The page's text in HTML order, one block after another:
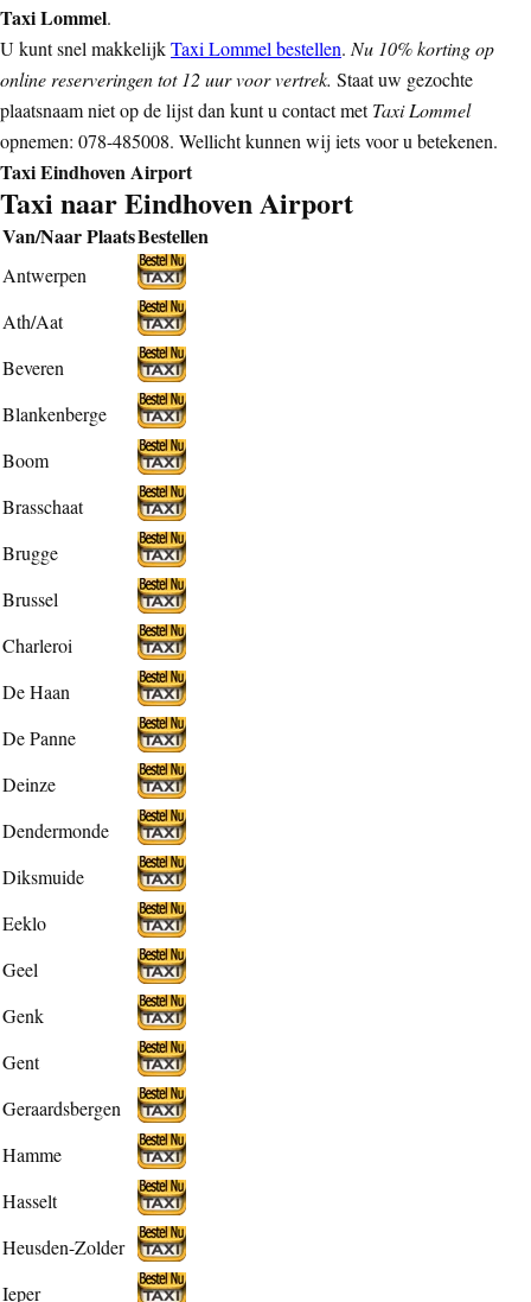
Taxi Lommel.
U kunt snel makkelijkTaxi Lommel bestellen. Nu 10% korting op
online reserveringen tot 12 uur voor vertrek. Staat uw gezochte
plaatsnaam niet op de lijst dan kunt u contact metTaxi Lommel
opnemen: 078-485008. Wellicht kunnen wij iets voor u betekenen.
Taxi Eindhoven Airport
Taxi naar Eindhoven Airport
Van/Naar PlaatsBestellen
Antwerpen
Ath/Aat
Beveren
Blankenberge
Boom
Brasschaat
Brugge
Brussel
Charleroi
De Haan
De Panne
Deinze
Dendermonde
Diksmuide
Eeklo
Geel
Genk
Gent
Geraardsbergen
Hamme
Hasselt
Heusden-Zolder
Ieper